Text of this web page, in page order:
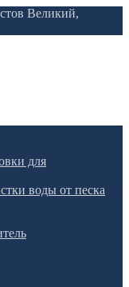
Великий,
для
воды от песка